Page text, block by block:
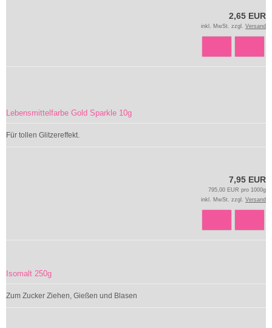
2,65 EUR
inkl. MwSt. zzgl. Versand
Lebensmittelfarbe Gold Sparkle 10g
Für tollen Glitzereffekt.
7,95 EUR
795,00 EUR pro 1000g
inkl. MwSt. zzgl. Versand
Isomalt 250g
Zum Zucker Ziehen, Gießen und Blasen